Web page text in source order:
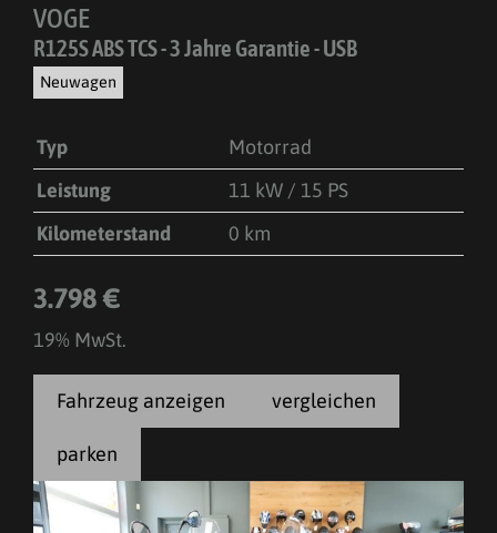
VOGE
R125S ABS TCS - 3 Jahre Garantie - USB
Neuwagen
Typ
Motorrad
Leistung
11 kW / 15 PS
Kilometerstand
0 km
3.798 €
19% MwSt.
Fahrzeug anzeigen vergleichen
parken